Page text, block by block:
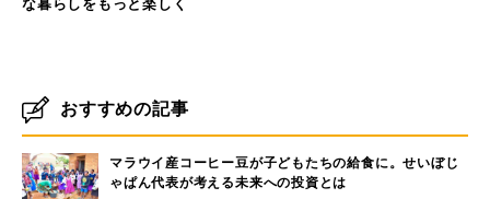
な暮らしをもっと楽しく
おすすめの記事
マラウイ産コーヒー豆が子どもたちの給食に。せいぼじ
ゃぱん代表が考える未来への投資とは